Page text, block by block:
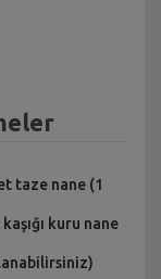
taze nane (1
kuru nane